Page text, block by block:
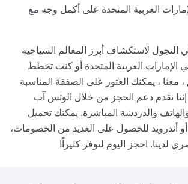
العربية المتحدة على أكمل وجه مع
لاستكشاف أبرز المعالم السياحية
الإمارات العربية المتحدة أو كنت تخطط
معنا ، يمكنك العثور على الصفقة المناسبة
نقدم دعم الحجز من خلال الوتس آب
والهاتف والدردشة المباشرة. يمكنك تحميل
أو أندرويد للحصول على العديد من الخصومات،
لدينا. احجز اليوم لتوفر كثيراً!